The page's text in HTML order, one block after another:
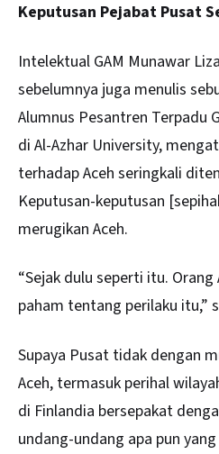
Keputusan Pejabat Pusat
Intelektual GAM Munawar
sebelumnya juga menulis
Alumnus Pesantren Terpadu
di Al-Azhar University,
terhadap Aceh seringkali
Keputusan-keputusan
merugikan Aceh.
“Sejak dulu seperti itu.
paham tentang perilaku itu,”
Supaya Pusat tidak dengan
Aceh, termasuk perihal
di Finlandia bersepakat
undang-undang apa pun